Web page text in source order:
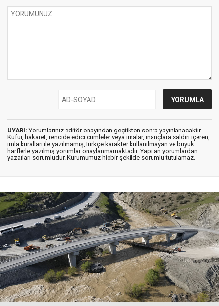
UYARI: Yorumlarınız editör onayından geçtikten sonra yayınlanacaktır.
Küfür, hakaret, rencide edici cümleler veya imalar, inançlara saldırı içeren,
imla kuralları ile yazılmamış,Türkçe karakter kullanılmayan ve büyük
harflerle yazılmış yorumlar onaylanmamaktadır. Yapılan yorumlardan
yazarları sorumludur. Kurumumuz hiçbir şekilde sorumlu tutulamaz.